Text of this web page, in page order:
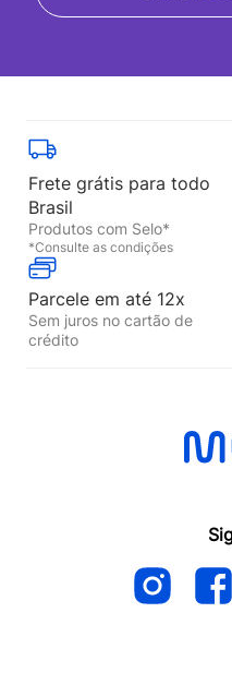
Frete grátis para todo
Brasil
Produtos com Selo*
*Consulte as condições
Parcele em até 12x
Sem juros no cartão de
crédito